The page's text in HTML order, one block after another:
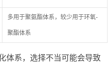
多用于聚氨酯体系，较少用于环氧-
聚酯体系
体系，选择不当可能会导致